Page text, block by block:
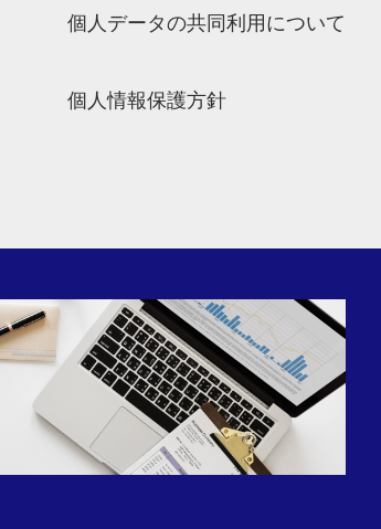
個人データの共同利用について
個人情報保護方針